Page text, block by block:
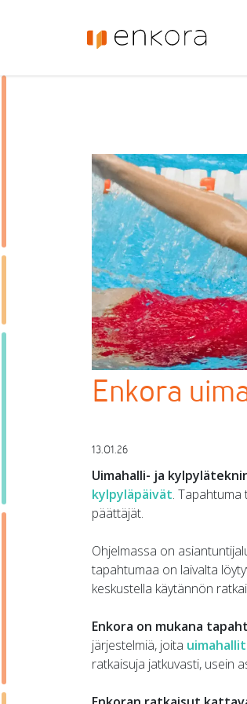
Enkora
13.01.26
Uimahalli- ja
kylpyläpäivät.
päättäjät.
Ohjelmassa on
tapahtumaa on laivalta
keskustella käytännön
Enkora on mukana
järjestelmiä, joita uimahallit
ratkaisuja jatkuvasti, usein